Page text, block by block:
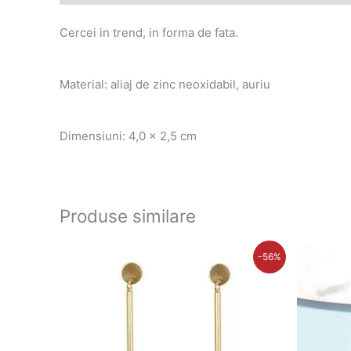
Cercei in trend, in forma de fata.
Material: aliaj de zinc neoxidabil, auriu
Dimensiuni: 4,0 x 2,5 cm
Produse similare
-56%
inițial
fost: